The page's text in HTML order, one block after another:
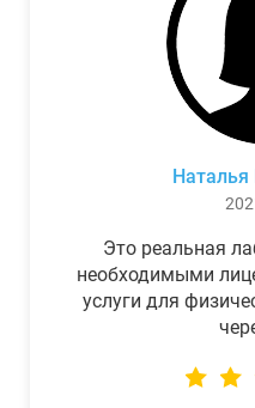
Это реальная
необходимыми
услуги для